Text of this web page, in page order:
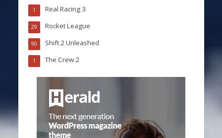
Real Racing 3
1
Rocket League
29
Shift 2 Unleashed
90
The Crew 2
1